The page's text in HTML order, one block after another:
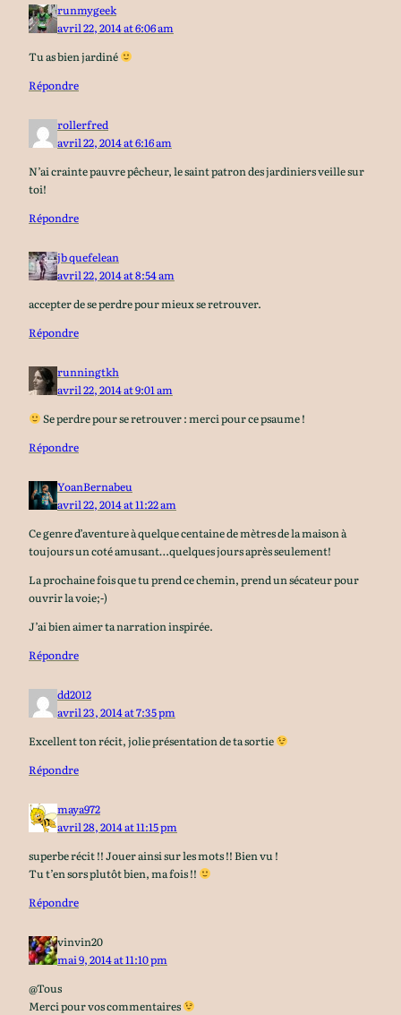
runmygeek
avril 22, 2014 at 6:06 am
Tu as bien jardiné
Répondre
rollerfred
avril 22, 2014 at 6:16 am
N’ai crainte pauvre pêcheur, le saint patron des jardiniers veille sur
toi!
Répondre
jb quefelean
avril 22, 2014 at 8:54 am
accepter de se perdre pour mieux se retrouver.
Répondre
runningtkh
avril 22, 2014 at 9:01 am
Se perdre pour se retrouver : merci pour ce psaume !
Répondre
YoanBernabeu
avril 22, 2014 at 11:22 am
Ce genre d’aventure à quelque centaine de mètres de la maison à
toujours un coté amusant…quelques jours après seulement!
La prochaine fois que tu prend ce chemin, prend un sécateur pour
ouvrir la voie;-)
J’ai bien aimer ta narration inspirée.
Répondre
dd2012
avril 23, 2014 at 7:35 pm
Excellent ton récit, jolie présentation de ta sortie
Répondre
maya972
avril 28, 2014 at 11:15 pm
superbe récit !! Jouer ainsi sur les mots !! Bien vu !
Tu t’en sors plutôt bien, ma fois !!
Répondre
vinvin20
mai 9, 2014 at 11:10 pm
@Tous
Merci pour vos commentaires